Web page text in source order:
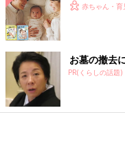
赤ちゃん・育
お墓の撤去
PR(くらしの話題)